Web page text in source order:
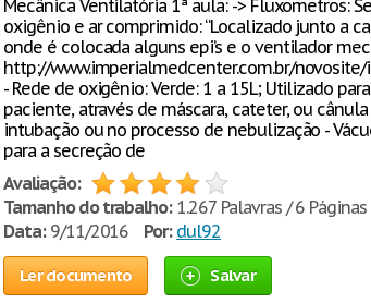
Mecânica Ventilatória 1ª aula: -> Fluxometros:
oxigênio e ar comprimido: “Localizado junto a
onde é colocada alguns epi’s e o ventilador
http://www.imperialmedcenter.com.br/
- Rede de oxigênio: Verde: 1 a 15L; Utilizado
paciente, através de máscara, cateter, ou
intubação ou no processo de nebulização -
para a secreção de
Avaliação:
Tamanho do trabalho:1.267 Palavras / 6 Páginas
Data:9/11/2016 Por: dul92
Ler documento Salvar